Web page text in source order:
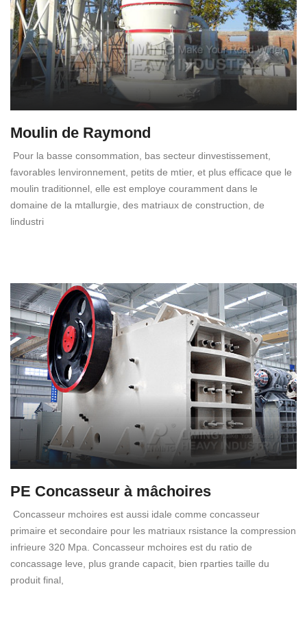
Moulin de Raymond
Pour la basse consommation, bas secteur dinvestissement,
favorables lenvironnement, petits de mtier, et plus efficace que le
moulin traditionnel, elle est employe couramment dans le
domaine de la mtallurgie, des matriaux de construction, de
lindustri
PE Concasseur à mâchoires
Concasseur mchoires est aussi idale comme concasseur
primaire et secondaire pour les matriaux rsistance la compression
infrieure 320 Mpa. Concasseur mchoires est du ratio de
concassage leve, plus grande capacit, bien rparties taille du
produit final,